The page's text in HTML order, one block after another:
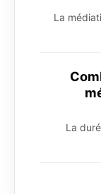
La
La